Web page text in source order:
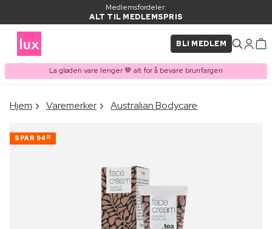
Medlemsfordeler:
ALT TIL MEDLEMSPRIS
BLI MEDLEM
La gløden vare lenger 🤎 alt for å bevare brunfargen
VARE LAGT I
Kjøpes ofte sammen med
Hjem Varemerker Australian Bodycare
SPAR 94 00